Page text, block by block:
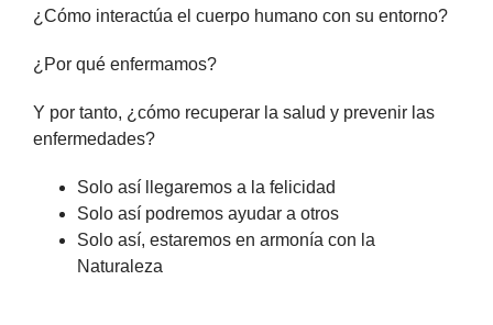
¿Cómo interactúa el cuerpo humano con su entorno?
¿Por qué enfermamos?
Y por tanto, ¿cómo recuperar la salud y prevenir las
enfermedades?
Solo así llegaremos a la felicidad
Solo así podremos ayudar a otros
Solo así, estaremos en armonía con la
Naturaleza